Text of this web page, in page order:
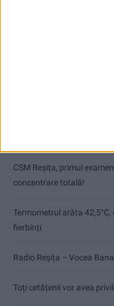
CSM Reșița, primul
concentrare totală!
Termometrul arăta
fierbinți
Radio Reșița – Vocea
Toți cetățenii vor avea